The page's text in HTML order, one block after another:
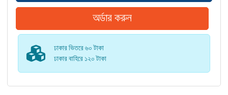
ঢাকার ভিতরে ৬০ টাকা
ঢাকার বাহিরে ১২০ টাকা